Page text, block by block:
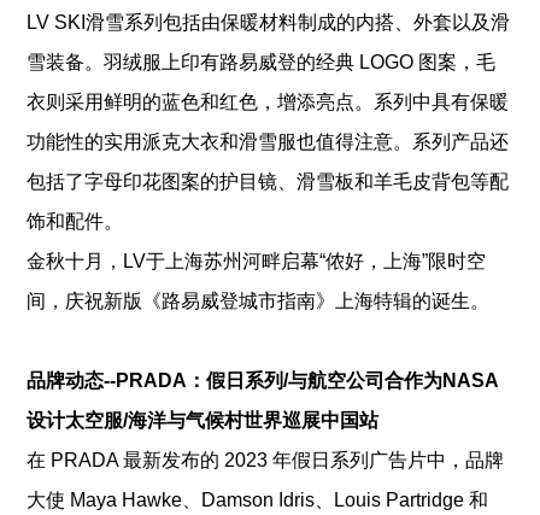
LV SKI滑雪系列包括由保暖材料制成的内搭、外套以及滑
雪装备。羽绒服上印有路易威登的经典 LOGO 图案，毛
衣则采用鲜明的蓝色和红色，增添亮点。系列中具有保暖
功能性的实用派克大衣和滑雪服也值得注意。系列产品还
包括了字母印花图案的护目镜、滑雪板和羊毛皮背包等配
饰和配件。
金秋十月，LV于上海苏州河畔启幕“侬好，上海”限时空
间，庆祝新版《路易威登城市指南》上海特辑的诞生。
品牌动态--PRADA：假日系列/与航空公司合作为NASA
设计太空服/海洋与气候村世界巡展中国站
在 PRADA 最新发布的 2023 年假日系列广告片中，品牌
大使 Maya Hawke、Damson Idris、Louis Partridge 和